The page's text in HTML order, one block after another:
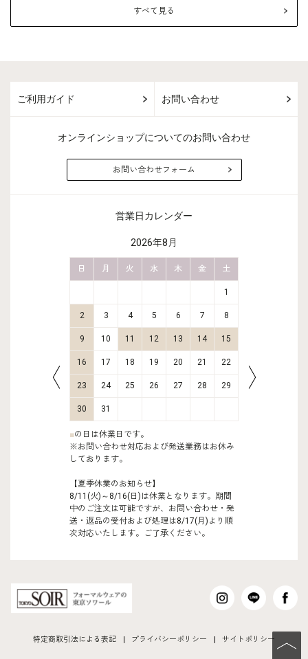
すべて見る
ご利用ガイド お問い合わせ
オンラインショップについてのお問い合わせ
お問い合わせフォーム
営業日カレンダー
2026年8月
日 月 火 水 木 金 土
1
2 3 4 5 6 7 8
9 10 11 12 13 14 15
16 17 18 19 20 21 22
23 24 25 26 27 28 29
30 31
■の日は休業日です。
※お問い合わせ対応および発送業務はお休み
しております。
【夏季休業のお知らせ】
8/11(火)～8/16(日)は休業となります。期間
中のご注文は可能ですが、お問い合わせ・発
送・返品の受付および処理は8/17(月)より順
次対応いたします。ご了承ください。
特定商取引法による表記 プライバシーポリシー サイトポリシー